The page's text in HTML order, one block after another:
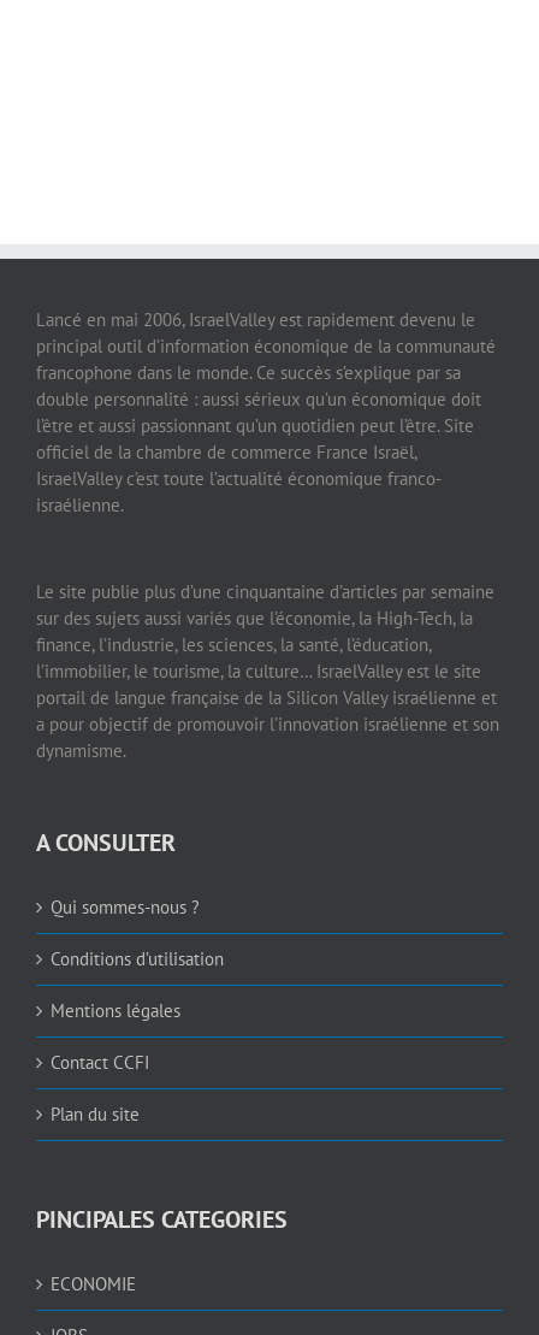
Lancé en mai 2006, IsraelValley est rapidement devenu le
principal outil d’information économique de la communauté
francophone dans le monde. Ce succès s’explique par sa
double personnalité : aussi sérieux qu’un économique doit
l’être et aussi passionnant qu’un quotidien peut l’être. Site
officiel de la chambre de commerce France Israël,
IsraelValley c’est toute l’actualité économique franco-
israélienne.
Le site publie plus d’une cinquantaine d’articles par semaine
sur des sujets aussi variés que l’économie, la High-Tech, la
finance, l’industrie, les sciences, la santé, l’éducation,
l’immobilier, le tourisme, la culture… IsraelValley est le site
portail de langue française de la Silicon Valley israélienne et
a pour objectif de promouvoir l’innovation israélienne et son
dynamisme.
A CONSULTER
Qui sommes-nous ?
Conditions d’utilisation
Mentions légales
Contact CCFI
Plan du site
PINCIPALES CATEGORIES
ECONOMIE